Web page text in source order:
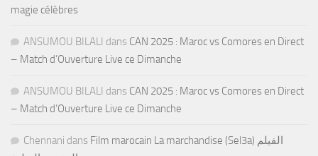
magie célèbres
ANSUMOU BILALI dans CAN 2025 : Maroc vs Comores en Direct
– Match d’Ouverture Live ce Dimanche
ANSUMOU BILALI dans CAN 2025 : Maroc vs Comores en Direct
– Match d’Ouverture Live ce Dimanche
Chennani dans Film marocain La marchandise (Sel3a) الفيلم